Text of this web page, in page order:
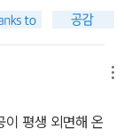
이 평생 외면해 온